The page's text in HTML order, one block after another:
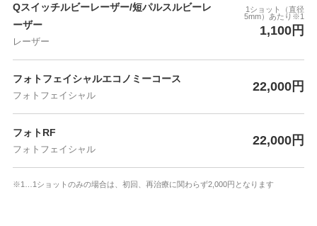
Qスイッチルビーレーザー/短パルスルビーレ
ーザー
レーザー
1ショット（直径
5mm）あたり※1
1,100円
フォトフェイシャルエコノミーコース
フォトフェイシャル
22,000円
フォトRF
フォトフェイシャル
22,000円
※1…1ショットのみの場合は、初回、再治療に関わらず2,000円となります